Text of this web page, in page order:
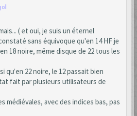
( et oui, je suis un éternel
sans équivoque qu'en 14 HF je
18 noire, même disque de 22 tous les
qu'en 22 noire, le 12 passait bien
fait par plusieurs utilisateurs de
médiévales, avec des indices bas, pas